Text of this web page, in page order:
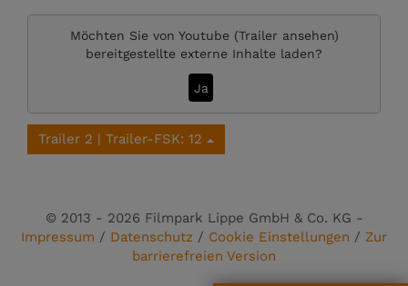
Möchten Sie von Youtube (Trailer ansehen)
bereitgestellte externe Inhalte laden?
Ja
Trailer 2 | Trailer-FSK: 12
© 2013 - 2026 Filmpark Lippe GmbH & Co. KG -
Impressum / Datenschutz / Cookie Einstellungen / Zur
barrierefreien Version